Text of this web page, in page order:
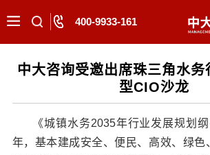
400-9933-161
中大咨询受邀出席珠三角水务
型CIO沙龙
《城镇水务2035年行业发展规划
年，基本建成安全、便民、高效、绿色